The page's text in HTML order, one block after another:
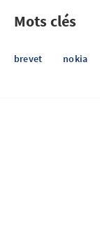
Mots clés
brevet nokia